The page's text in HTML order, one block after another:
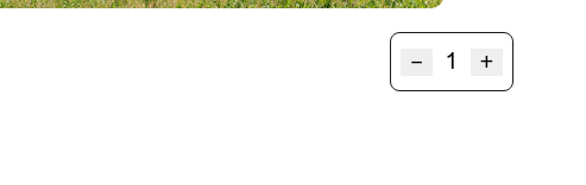
–
Tresterbrand
Sauvignon
+